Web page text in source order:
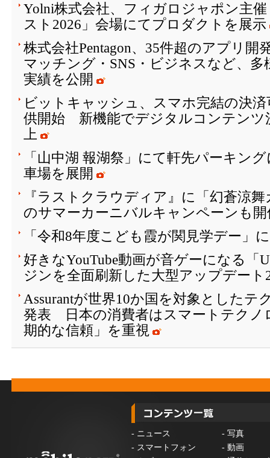
Yolni株式会社、フィガロジャポン主
スト2026」会場にてプロダクトを展示
株式会社Pentagon、35件超のアプリ開
マッチング・SNS・ビジネスなど、
実績を公開
ビットキャッシュ、スマホ完結の決
供開始 新機能でデジタルコンテンツ
上
「山中湖 報湖祭」にて軒先パーキン
車場を展開
『ラストクラウディア』に「幻蒼涼
のサマーカーニバルキャンペーンも
「令和8年度こども霞が関見学デー」
好きなYouTube動画が音ゲーになる「
ジンを全面刷新した大型アップデート
Assurantが世界10か国を対象としたテ
発表 日本の消費者はスマートテクノ
期的な信頼」を重視
- ニュース - 写真
- スマートフォン - 動画